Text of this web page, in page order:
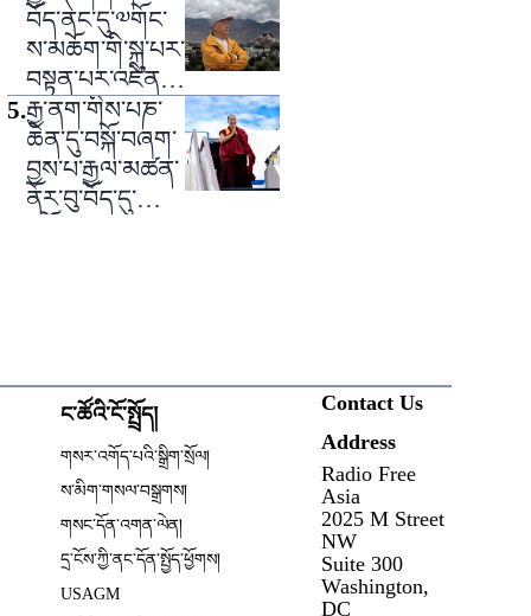
བོད་ནང་དུ་༧གོང་
ས་མཆོག་གི་སྐུ་པར་
བསྟན་པར་འཛིན་
བཟུང་བཀག་ཉར་
བྱས་པ།
5.རྒྱ་ནག་གིས་པཎ་
ཆེན་དུ་བསྐོ་བཞག་
བྱས་པ་རྒྱལ་མཚན་
ནོར་བུ་བོད་དུ་
ང་ཚོའི་ངོ་སྤྲོད།
གསར་འགོད་པའི་སྒྲིག་སྲོལ།
ས་མིག་གསལ་བསྒྲགས།
Opens in new window
གསང་དོན་འགན་ལེན།
དྲ་ངོས་ཀྱི་ནང་དོན་སྤྱོད་ཕྱོགས།
USAGM
Contact Us
Address
Radio Free
Asia
2025 M Street
NW
Suite 300
Washington,
DC